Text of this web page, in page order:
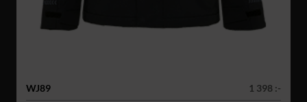
WJ89
1 398 :-